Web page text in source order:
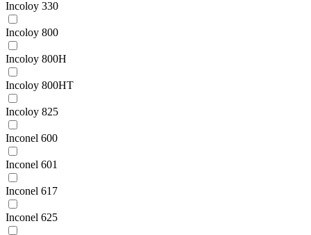
Incoloy 330
Incoloy 800
Incoloy 800H
Incoloy 800HT
Incoloy 825
Inconel 600
Inconel 601
Inconel 617
Inconel 625